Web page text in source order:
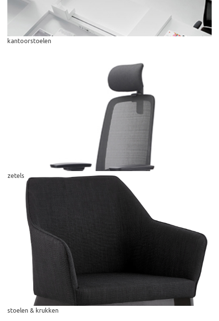
kantoorstoelen
zetels
stoelen & krukken